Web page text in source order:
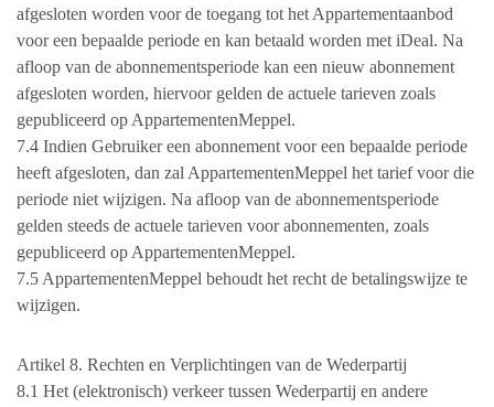
afgesloten worden voor de toegang tot het Appartementaanbod
voor een bepaalde periode en kan betaald worden met iDeal. Na
afloop van de abonnementsperiode kan een nieuw abonnement
afgesloten worden, hiervoor gelden de actuele tarieven zoals
gepubliceerd op AppartementenMeppel.
7.4 Indien Gebruiker een abonnement voor een bepaalde periode
heeft afgesloten, dan zal AppartementenMeppel het tarief voor die
periode niet wijzigen. Na afloop van de abonnementsperiode
gelden steeds de actuele tarieven voor abonnementen, zoals
gepubliceerd op AppartementenMeppel.
7.5 AppartementenMeppel behoudt het recht de betalingswijze te
wijzigen.
Artikel 8. Rechten en Verplichtingen van de Wederpartij
8.1 Het (elektronisch) verkeer tussen Wederpartij en andere